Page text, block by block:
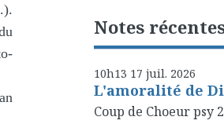
Notes
10h13 17 juil. 2026
L'amoralité de
Coup de Choeur psy